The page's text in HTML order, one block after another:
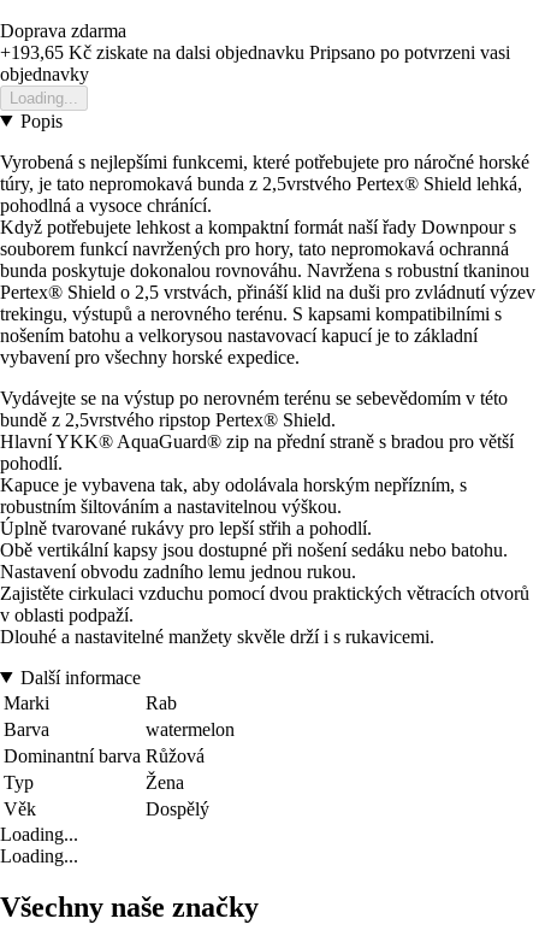
Doprava zdarma
+193,65 Kč ziskate na dalsi objednavku Pripsano po potvrzeni vasi
objednavky
Loading...
Popis
Vyrobená s nejlepšími funkcemi, které potřebujete pro náročné horské
túry, je tato nepromokavá bunda z 2,5vrstvého Pertex® Shield lehká,
pohodlná a vysoce chránící.
Když potřebujete lehkost a kompaktní formát naší řady Downpour s
souborem funkcí navržených pro hory, tato nepromokavá ochranná
bunda poskytuje dokonalou rovnováhu. Navržena s robustní tkaninou
Pertex® Shield o 2,5 vrstvách, přináší klid na duši pro zvládnutí výzev
trekingu, výstupů a nerovného terénu. S kapsami kompatibilními s
nošením batohu a velkorysou nastavovací kapucí je to základní
vybavení pro všechny horské expedice.
Vydávejte se na výstup po nerovném terénu se sebevědomím v této
bundě z 2,5vrstvého ripstop Pertex® Shield.
Hlavní YKK® AquaGuard® zip na přední straně s bradou pro větší
pohodlí.
Kapuce je vybavena tak, aby odolávala horským nepřízním, s
robustním šiltováním a nastavitelnou výškou.
Úplně tvarované rukávy pro lepší střih a pohodlí.
Obě vertikální kapsy jsou dostupné při nošení sedáku nebo batohu.
Nastavení obvodu zadního lemu jednou rukou.
Zajistěte cirkulaci vzduchu pomocí dvou praktických větracích otvorů
v oblasti podpaží.
Dlouhé a nastavitelné manžety skvěle drží i s rukavicemi.
Další informace
Marki
Rab
Barva
watermelon
Dominantní barva Růžová
Typ
Žena
Věk
Dospělý
Loading...
Loading...
Všechny naše značky